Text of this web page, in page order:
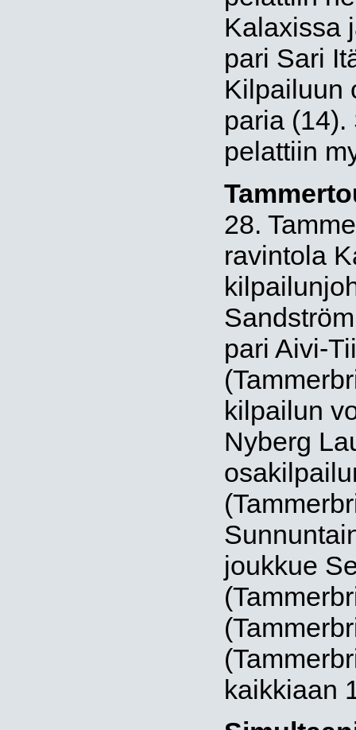
Kalaxissa
pari Sari
Kilpailuun
paria
pelattiin
28.
ravintola
pari Aivi-
kilpailun
Nyberg
joukkue
kaikkiaan